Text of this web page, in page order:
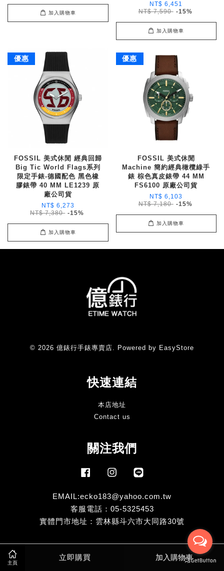
主頁
立即購買 加入購物車
加入購物車
NT$ 6,451
NT$ 7,590 -15%
加入購物車
優惠
FOSSIL 美式休閒 經典回歸
Big Tic World Flags系列
限定手錶-德國配色 黑色橡
膠錶帶 40 MM LE1239 原
廠公司貨
NT$ 6,273
NT$ 7,380 -15%
加入購物車
優惠
FOSSIL 美式休閒
Machine 簡約經典橄欖綠手
錶 棕色真皮錶帶 44 MM
FS6100 原廠公司貨
NT$ 6,103
NT$ 7,180 -15%
加入購物車
© 2026 億錶行手錶專賣店. Powered by EasyStore
快速連結
本店地址
Contact us
關注我們
Facebook Instagram
EMAIL:ecko183@yahoo.com.tw
客服電話：05-5325453
實體門市地址：雲林縣斗六市大同路30號